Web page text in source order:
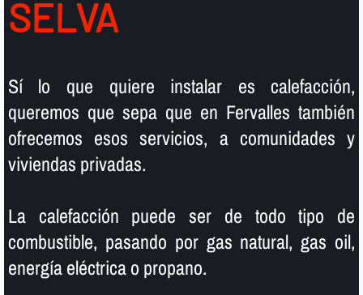
SELVA
Sí­ lo que quiere instalar es calefacción,
queremos que sepa que en Fervalles también
ofrecemos esos servicios, a comunidades y
viviendas privadas.
La calefacción puede ser de todo tipo de
combustible, pasando por gas natural, gas oil,
energí­a eléctrica o propano.